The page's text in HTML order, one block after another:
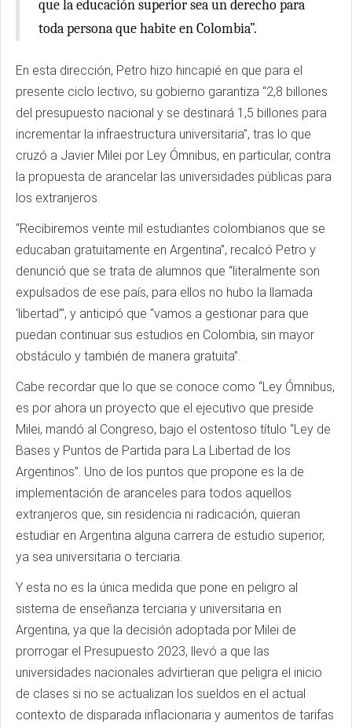
que la educación superior sea un derecho para
toda persona que habite en Colombia”.
En esta dirección, Petro hizo hincapié en que para el
presente ciclo lectivo, su gobierno garantiza “2,8 billones
del presupuesto nacional y se destinará 1,5 billones para
incrementar la infraestructura universitaria”, tras lo que
cruzó a Javier Milei por Ley Ómnibus, en particular, contra
la propuesta de arancelar las universidades públicas para
los extranjeros.
“Recibiremos veinte mil estudiantes colombianos que se
educaban gratuitamente en Argentina”, recalcó Petro y
denunció que se trata de alumnos que “literalmente son
expulsados de ese país, para ellos no hubo la llamada
‘libertad’”, y anticipó que “vamos a gestionar para que
puedan continuar sus estudios en Colombia, sin mayor
obstáculo y también de manera gratuita”.
Cabe recordar que lo que se conoce como “Ley Ómnibus,
es por ahora un proyecto que el ejecutivo que preside
Milei, mandó al Congreso, bajo el ostentoso título “Ley de
Bases y Puntos de Partida para La Libertad de los
Argentinos”. Uno de los puntos que propone es la de
implementación de aranceles para todos aquellos
extranjeros que, sin residencia ni radicación, quieran
estudiar en Argentina alguna carrera de estudio superior,
ya sea universitaria o terciaria.
Y esta no es la única medida que pone en peligro al
sistema de enseñanza terciaria y universitaria en
Argentina, ya que la decisión adoptada por Milei de
prorrogar el Presupuesto 2023, llevó a que las
universidades nacionales advirtieran que peligra el inicio
de clases si no se actualizan los sueldos en el actual
contexto de disparada inflacionaria y aumentos de tarifas